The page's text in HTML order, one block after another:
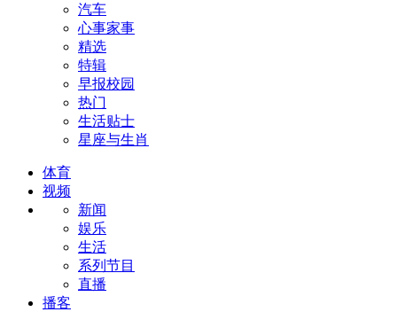
汽车
心事家事
精选
特辑
早报校园
热门
生活贴士
星座与生肖
体育
视频
新闻
娱乐
生活
系列节目
直播
播客